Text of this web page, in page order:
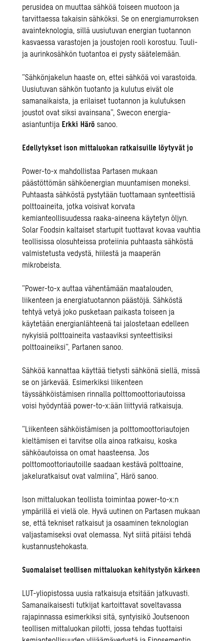
perusidea on muuttaa sähköä toiseen muotoon ja
tarvittaessa takaisin sähköksi. Se on energiamurroksen
avainteknologia, sillä uusiutuvan energian tuotannon
kasvaessa varastojen ja joustojen rooli korostuu. Tuuli-
ja aurinkosähkön tuotantoa ei pysty säätelemään.
”Sähkönjakelun haaste on, ettei sähköä voi varastoida.
Uusiutuvan sähkön tuotanto ja kulutus eivät ole
samanaikaista, ja erilaiset tuotannon ja kulutuksen
joustot ovat siksi avainsana”, Swecon energia-
asiantuntija Erkki Härö sanoo.
Edellytykset ison mittaluokan ratkaisuille löytyvät jo
Power-to-x mahdollistaa Partasen mukaan
päästöttömän sähköenergian muuntamisen moneksi.
Puhtaasta sähköstä pystytään tuottamaan synteettisiä
polttoaineita, jotka voisivat korvata
kemianteollisuudessa raaka-aineena käytetyn öljyn.
Solar Foodsin kaltaiset startupit tuottavat kovaa vauhtia
teollisissa olosuhteissa proteiinia puhtaasta sähköstä
valmistetusta vedystä, hiilestä ja maaperän
mikrobeista.
”Power-to-x auttaa vähentämään maatalouden,
liikenteen ja energiatuotannon päästöjä. Sähköstä
tehtyä vetyä joko pusketaan paikasta toiseen ja
käytetään energianlähteenä tai jalostetaan edelleen
nykyisiä polttoaineita vastaaviksi synteettisiksi
polttoaineiksi”, Partanen sanoo.
Sähköä kannattaa käyttää tietysti sähkönä siellä, missä
se on järkevää. Esimerkiksi liikenteen
täyssähköistämisen rinnalla polttomoottoriautoissa
voisi hyödyntää power-to-x:ään liittyviä ratkaisuja.
”Liikenteen sähköistämisen ja polttomoottoriautojen
kieltämisen ei tarvitse olla ainoa ratkaisu, koska
sähköautoissa on omat haasteensa. Jos
polttomoottoriautoille saadaan kestävä polttoaine,
jakeluratkaisut ovat valmiina”, Härö sanoo.
Ison mittaluokan teollista toimintaa power-to-x:n
ympärillä ei vielä ole. Hyvä uutinen on Partasen mukaan
se, että tekniset ratkaisut ja osaaminen teknologian
valjastamiseksi ovat olemassa. Nyt siitä pitäisi tehdä
kustannustehokasta.
Suomalaiset teollisen mittaluokan kehitystyön kärkeen
LUT-yliopistossa uusia ratkaisuja etsitään jatkuvasti.
Samanaikaisesti tutkijat kartoittavat soveltavassa
rajapinnassa esimerkiksi sitä, syntyisikö Joutsenoon
teollisen mittaluokan pilotti, jossa tehdas tuottaisi